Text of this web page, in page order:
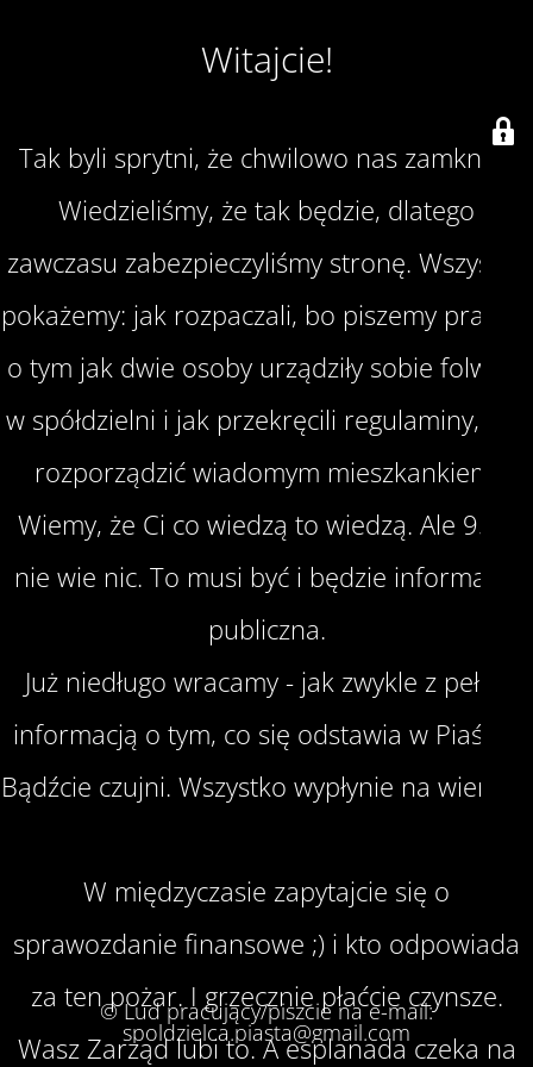
Witajcie!
Tak byli sprytni, że chwilowo nas zamknęli.
Wiedzieliśmy, że tak będzie, dlatego
zawczasu zabezpieczyliśmy stronę. Wszystko
pokażemy: jak rozpaczali, bo piszemy prawdę
o tym jak dwie osoby urządziły sobie folwark
w spółdzielni i jak przekręcili regulaminy, aby
rozporządzić wiadomym mieszkankiem.
Wiemy, że Ci co wiedzą to wiedzą. Ale 95%
nie wie nic. To musi być i będzie informacja
publiczna.
Już niedługo wracamy - jak zwykle z pełną
informacją o tym, co się odstawia w Piaście.
Bądźcie czujni. Wszystko wypłynie na wierzch.
W międzyczasie zapytajcie się o
sprawozdanie finansowe ;) i kto odpowiada
za ten pożar. I grzecznie płaćcie czynsze.
Wasz Zarząd lubi to. A esplanada czeka na
© Lud pracujący/piszcie na e-mail:
spoldzielca.piasta@gmail.com